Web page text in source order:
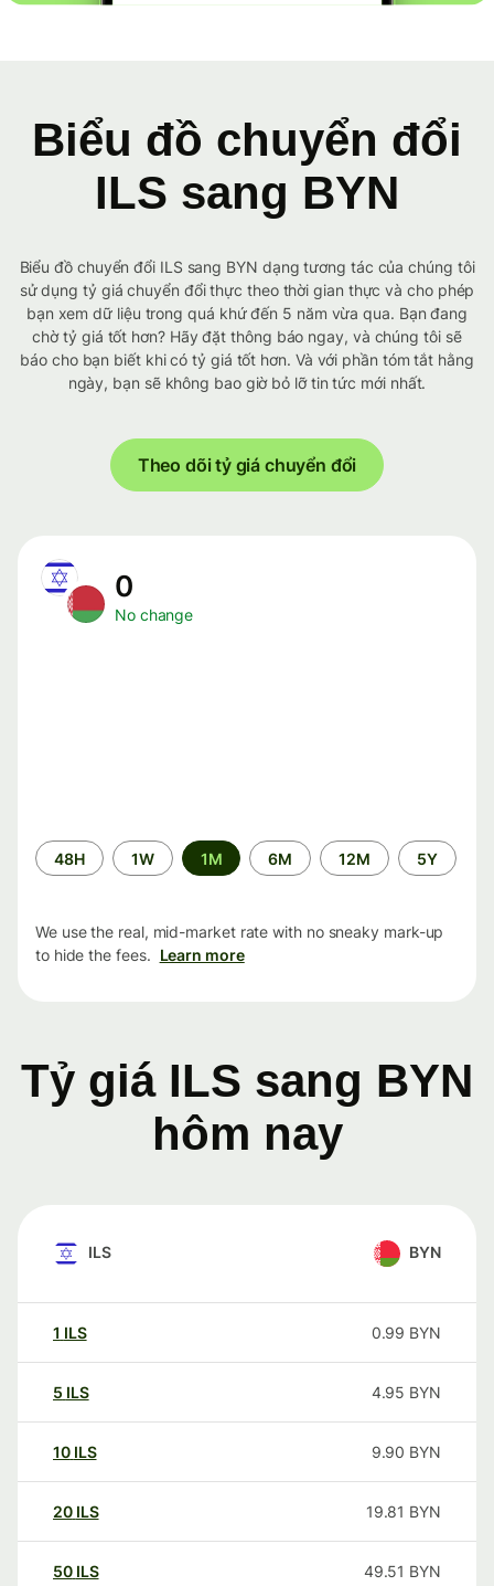
Biểu đồ chuyển đổi
ILS sang BYN
Biểu đồ chuyển đổi ILS sang BYN dạng tương tác của chúng tôi
sử dụng tỷ giá chuyển đổi thực theo thời gian thực và cho phép
bạn xem dữ liệu trong quá khứ đến 5 năm vừa qua. Bạn đang
chờ tỷ giá tốt hơn? Hãy đặt thông báo ngay, và chúng tôi sẽ
báo cho bạn biết khi có tỷ giá tốt hơn. Và với phần tóm tắt hằng
ngày, bạn sẽ không bao giờ bỏ lỡ tin tức mới nhất.
Theo dõi tỷ giá chuyển đổi
0
No change
Time
period
48H 1W 1M 6M 12M 5Y
We use the real, mid-market rate with no sneaky mark-up
to hide the fees. Learn more
Tỷ giá ILS sang BYN
hôm nay
ILS BYN
1 ILS 0.99 BYN
5 ILS 4.95 BYN
10 ILS 9.90 BYN
20 ILS 19.81 BYN
50 ILS 49.51 BYN